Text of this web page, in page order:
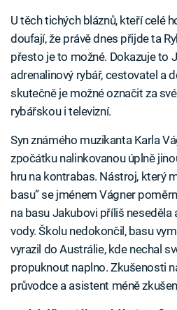
U těch tichých bláznů, kteří celé
doufají, že právě dnes přijde ta
přesto je to možné. Dokazuje to
adrenalinový rybář, cestovatel a
skutečně je možné označit za
rybářskou i televizní.
Syn známého muzikanta Karla
zpočátku nalinkovanou úplně
hru na kontrabas. Nástroj, který
basu” se jménem Vágner
na basu Jakubovi příliš neseděla
vody. Školu nedokončil, basu
vyrazil do Austrálie, kde nechal
propuknout naplno. Zkušenosti
průvodce a asistent méně